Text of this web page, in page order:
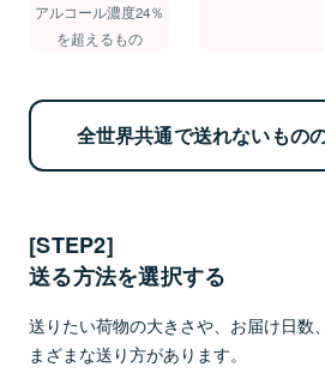
アルコール濃度24％
を超えるもの
全世界共通で送れないもの
[STEP2]
送る方法を選択する
送りたい荷物の大きさや、お届け日数
まざまな送り方があります。